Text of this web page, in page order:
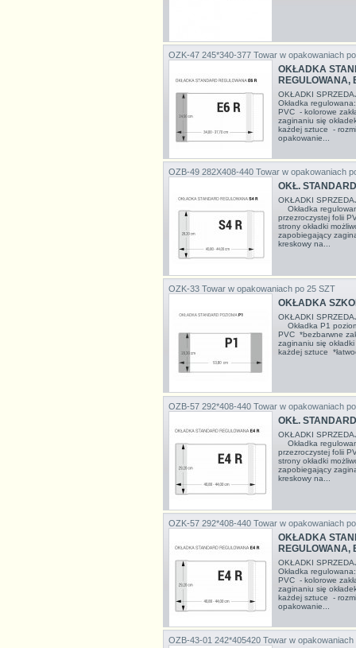
OZK-47 245*340-377 Towar w opakowaniach
OKŁADKA
REGULOWANA,
OKŁADKI
Okładka
PVC - kolorowe
zaginaniu się
każdej sztuce -
opakowanie...
OZB-49 282X408-440 Towar w opakowaniach
OKŁ.
OKŁADKI
Okładka
przezroczystej folii
strony okładki
zapobiegający
kreskowy na...
OZK-33 Towar w opakowaniach po 25 SZT
OKŁADKA
OKŁADKI
Okładka P1
PVC *bezbarwne
zaginaniu się
każdej sztuce
OZB-57 292*408-440 Towar w opakowaniach
OKŁ.
OKŁADKI
Okładka
przezroczystej folii
strony okładki
zapobiegający
kreskowy na...
OZK-57 292*408-440 Towar w opakowaniach
OKŁADKA
REGULOWANA,
OKŁADKI
Okładka
PVC - kolorowe
zaginaniu się
każdej sztuce -
opakowanie...
OZB-43-01 242*405420 Towar w opakowaniach